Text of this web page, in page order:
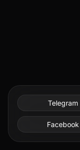
Telegram
Facebook